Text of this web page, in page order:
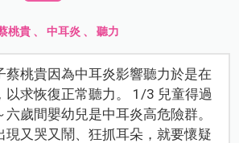
桃貴 、中耳炎 、聽力
蔡桃貴因為中耳炎影響聽力於是在
以求恢復正常聽力。 1/3 兒童得過
歲間嬰幼兒是中耳炎高危險群。
現又哭又鬧、狂抓耳朵，就要懷疑